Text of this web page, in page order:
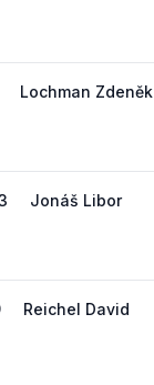
Lochman Zdeněk
Jonáš Libor
Reichel David